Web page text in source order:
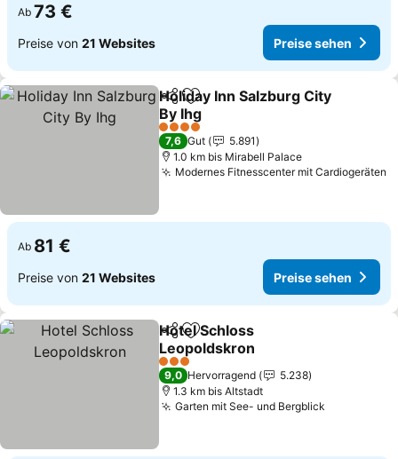
Ab 73 €
Preise von 21 Websites Preise sehen
TeilenZu Favoriten hinzufügen
Holiday Inn Salzburg City
By Ihg
Preise sehen
4 Sterne
7,6 Gut
5.891
1.0 km bis Mirabell Palace
Modernes Fitnesscenter mit Cardiogeräten
Ab 81 €
Preise von 21 Websites Preise sehen
TeilenZu Favoriten hinzufügen
Hotel Schloss
Leopoldskron
Preise sehen
3 Sterne
9,0 Hervorragend
5.238
1.3 km bis Altstadt
Garten mit See- und Bergblick